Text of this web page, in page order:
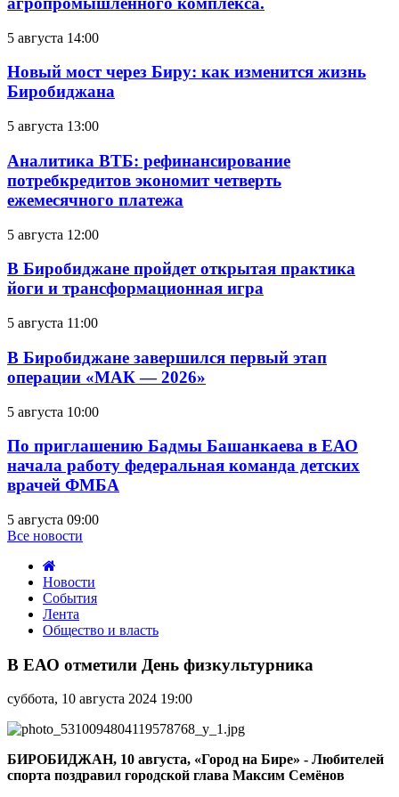
5 августа 14:00
Новый мост через Биру: как изменится жизнь
Биробиджана
5 августа 13:00
Аналитика ВТБ: рефинансирование
потребкредитов экономит четверть
ежемесячного платежа
5 августа 12:00
В Биробиджане пройдет открытая практика
йоги и трансформационная игра
5 августа 11:00
В Биробиджане завершился первый этап
операции «МАК — 2026»
5 августа 10:00
По приглашению Бадмы Башанкаева в ЕАО
начала работу федеральная команда детских
врачей ФМБА
5 августа 09:00
Все новости
Новости
События
Лента
Общество и власть
ЕАО
День
физкультурника
В ЕАО отметили День физкультурника
суббота, 10 августа 2024 19:00
БИРОБИДЖАН, 10 августа, «Город на Бире» - Любителей
спорта поздравил городской глава Максим Семёнов